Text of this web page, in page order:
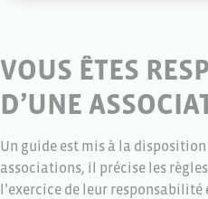
VOUS ÊTES
D’UNE
Un guide est mis à la
associations, il précise les
l’exercice de leur